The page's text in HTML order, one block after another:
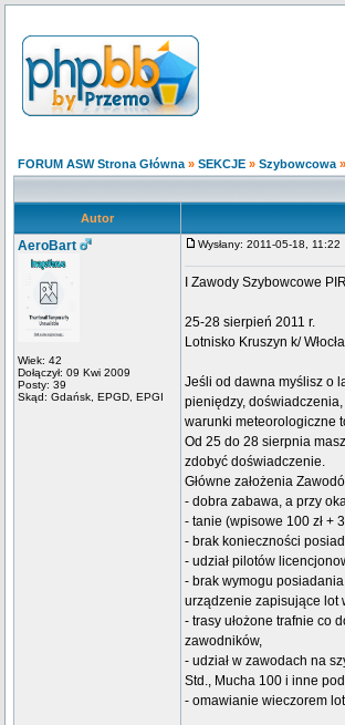
FORUM ASW Strona Główna » SEKCJE » Szybowcowa »
Autor
AeroBart
Wiek: 42
Dołączył: 09 Kwi 2009
Posty: 39
Skąd: Gdańsk, EPGD, EPGI
Wysłany: 2011-05-18, 11:22
I Zawody Szybowcowe
25-28 sierpień 2011 r.
Lotnisko Kruszyn k/
Jeśli od dawna myślisz o
pieniędzy,
warunki meteorologiczne
Od 25 do 28 sierpnia
zdobyć doświadczenie.
Główne założenia
- dobra zabawa, a przy
- tanie (wpisowe 100 zł +
- brak konieczności
- udział pilotów
- brak wymogu
urządzenie zapisujące lot
- trasy ułożone trafnie co
zawodników,
- udział w zawodach na
Std., Mucha 100 i inne
- omawianie wieczorem